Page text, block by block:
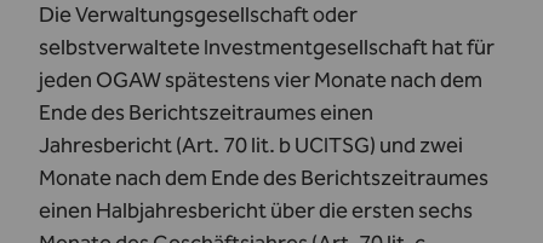
Die Verwaltungsgesellschaft oder
selbstverwaltete Investmentgesellschaft hat für
jeden OGAW spätestens vier Monate nach dem
Ende des Berichtszeitraumes einen
Jahresbericht (Art. 70 lit. b UCITSG) und zwei
Monate nach dem Ende des Berichtszeitraumes
einen Halbjahresbericht über die ersten sechs